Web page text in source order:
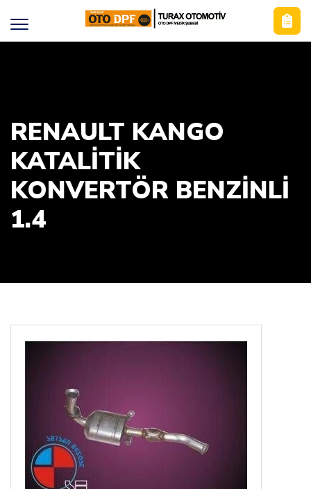
RENAULT KANGO
KATALITIK
KONVERTÖR BENZINLI
1.4